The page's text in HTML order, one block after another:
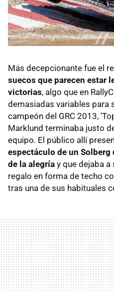
Más decepcionante fue el
suecos que parecen estar
victorias, algo que en
demasiadas variables para
campeón del GRC 2013,
Marklund terminaba justo
equipo. El público allí
espectáculo de un
de la alegría y que dejaba
regalo en forma de techo
tras una de sus habituales